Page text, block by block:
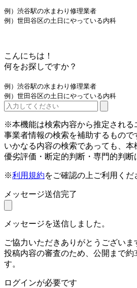
例）渋谷駅の水まわり修理業者
例）世田谷区の土日にやっている内科
こんにちは！
何をお探しですか？
例）渋谷駅の水まわり修理業者
例）世田谷区の土日にやっている内科
※本機能は検索内容から推定される
事業者情報の検索を補助するもので
いかなる内容の検索であっても、本
優劣評価・断定的判断・専門的判断
※利用規約をご確認の上ご利用くだ
メッセージ送信完了
メッセージを送信しました。
ご協力いただきありがとうございま
投稿内容の審査のため、公開まで約
す。
ログインが必要です